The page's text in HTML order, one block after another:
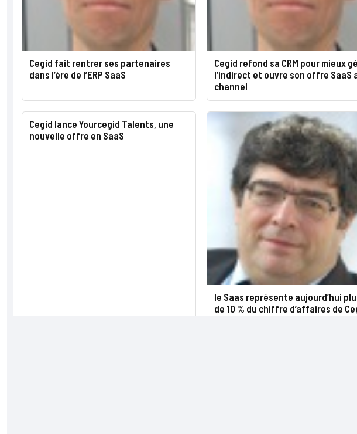
Cegid fait rentrer ses partenaires
dans l’ère de l’ERP SaaS
Cegid refond sa CRM pour mieux
l’indirect et ouvre son offre SaaS
channel
Cegid lance Yourcegid Talents, une
nouvelle offre en SaaS
le Saas représente aujourd’hui
de 10 % du chiffre d’affaires de